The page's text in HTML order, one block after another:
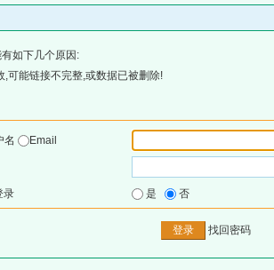
如下几个原因:
可能链接不完整,或数据已被删除!
名
Email
录 是 否
找回密码